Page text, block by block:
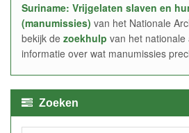
Suriname: Vrijgelaten slaven en
(manumissies) van het Nationale
bekijk de zoekhulp van het
informatie over wat manumissies
Zoeken